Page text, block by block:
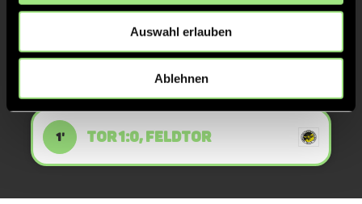
Auswahl erlauben
Ablehnen
TOR 1:1, FELDTOR
1' TOR 1:0, FELDTOR